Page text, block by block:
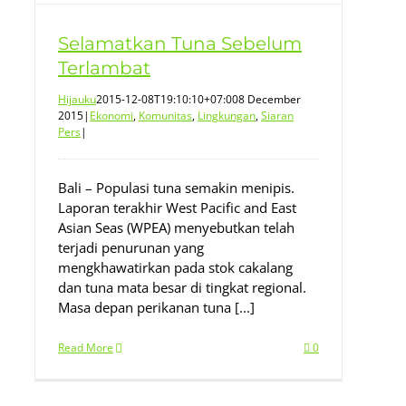
Selamatkan Tuna Sebelum
Terlambat
Hijauku2015-12-08T19:10:10+07:008 December
2015| Ekonomi, Komunitas, Lingkungan,Siaran
Pers|
Bali – Populasi tuna semakin menipis.
Laporan terakhir West Pacific and East
Asian Seas (WPEA) menyebutkan telah
terjadi penurunan yang
mengkhawatirkan pada stok cakalang
dan tuna mata besar di tingkat regional.
Masa depan perikanan tuna [...]
Read More 0